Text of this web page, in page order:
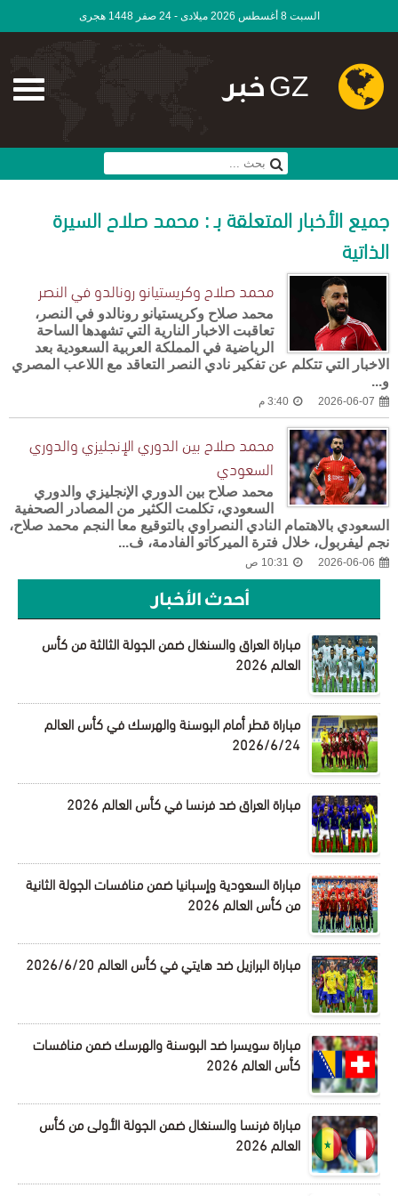
السبت 8 أغسطس 2026 ميلادى - 24 صفر 1448 هجرى
GZ خبر
جميع الأخبار المتعلقة بـ : محمد صلاح السيرة
الذاتية
محمد صلاح وكريستيانو رونالدو في النصر
محمد صلاح وكريستيانو رونالدو في النصر،
تعاقبت الاخبار النارية التي تشهدها الساحة
الرياضية في المملكة العربية السعودية بعد
الاخبار التي تتكلم عن تفكير نادي النصر التعاقد مع اللاعب المصري
و...
2026-06-07 3:40 م
محمد صلاح بين الدوري الإنجليزي والدوري
السعودي
محمد صلاح بين الدوري الإنجليزي والدوري
السعودي، تكلمت الكثير من المصادر الصحفية
السعودي بالاهتمام النادي النصراوي بالتوقيع معا النجم محمد صلاح،
نجم ليفربول، خلال فترة الميركاتو الفادمة، ف...
2026-06-06 10:31 ص
أحدث الأخبار
مباراة العراق والسنغال ضمن الجولة الثالثة من كأس
العالم 2026
مباراة قطر أمام البوسنة والهرسك في كأس العالم
2026/6/24
مباراة العراق ضد فرنسا في كأس العالم 2026
مباراة السعودية وإسبانيا ضمن منافسات الجولة الثانية
من كأس العالم 2026
مباراة البرازيل ضد هايتي في كأس العالم 2026/6/20
مباراة سويسرا ضد البوسنة والهرسك ضمن منافسات
كأس العالم 2026
مباراة فرنسا والسنغال ضمن الجولة الأولى من كأس
العالم 2026